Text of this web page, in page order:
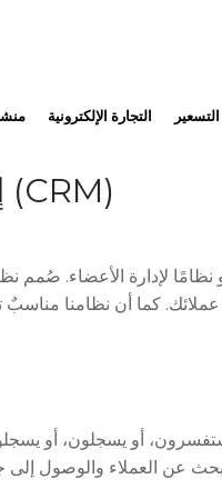
التجارة الإلكترونية التسعير
إدارة علاقات العملاء (CRM)
كما أن نظامنا مناسبٌ
أو يسجلون، أو